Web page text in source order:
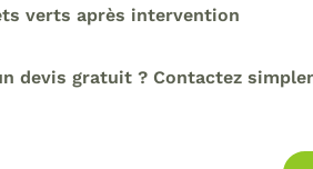
verts après intervention
devis gratuit ? Contactez